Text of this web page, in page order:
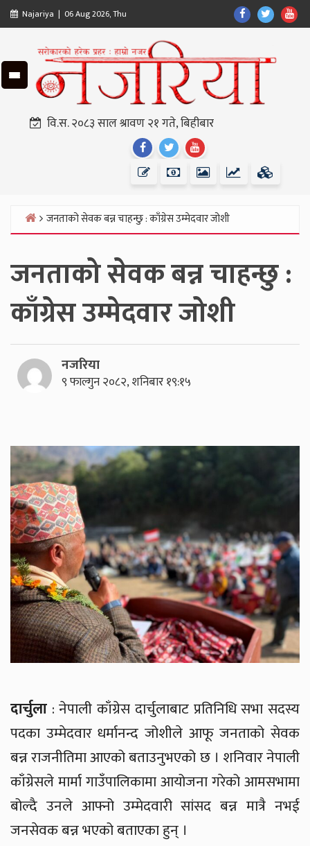
Skip
to
content
Najariya | 06 Aug 2026, Thu
Find
Us
Facebook
Find
Us
Twitter
Us
वि.स. २०८३ साल श्रावण २१ गते, बिहीबार
Find
Us
Facebook
Find
Us
Twitter
Find
Us
Youtube
Home
जनताको सेवक बन्न चाहन्छु : काँग्रेस उम्मेदवार जोशी
जनताको सेवक बन्न चाहन्छु :
काँग्रेस उम्मेदवार जोशी
नजरिया
९ फाल्गुन २०८२, शनिबार १९:१५
दार्चुला : नेपाली काँग्रेस दार्चुलाबाट प्रतिनिधि सभा सदस्य
पदका उम्मेदवार धर्मानन्द जोशीले आफू जनताको सेवक
बन्न राजनीतिमा आएको बताउनुभएको छ । शनिवार नेपाली
काँग्रेसले मार्मा गाउँपालिकामा आयोजना गरेको आमसभामा
बोल्दै उनले आफ्नो उम्मेदवारी सांसद बन्न मात्रै नभई
जनसेवक बन्न भएको बताएका हुन् ।